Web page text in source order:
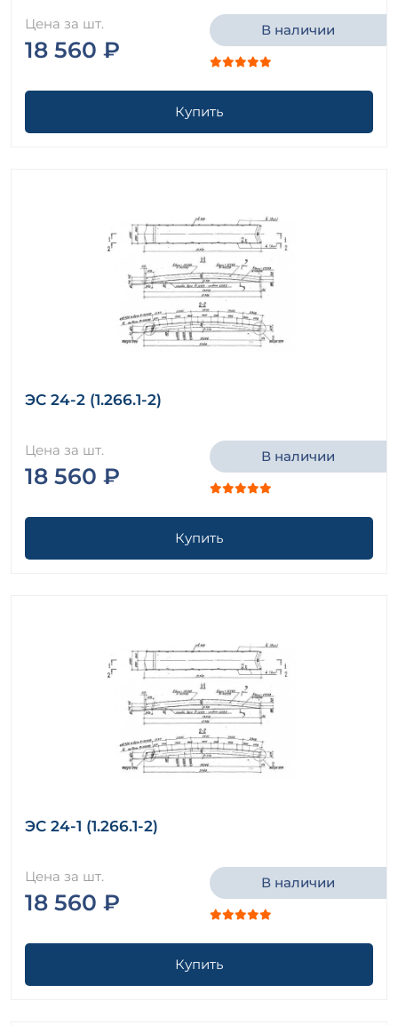
Цена за шт.
18 560 ₽
В наличии
Купить
ЭС 24-2 (1.266.1-2)
Цена за шт.
18 560 ₽
В наличии
Купить
ЭС 24-1 (1.266.1-2)
Цена за шт.
18 560 ₽
В наличии
Купить